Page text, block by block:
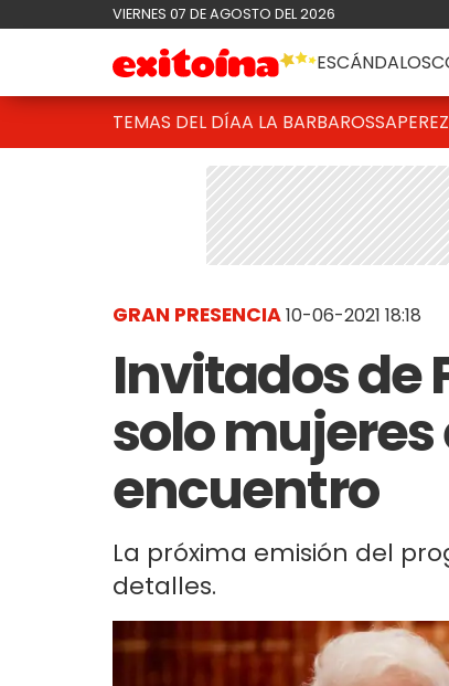
VIERNES 07 DE AGOSTO DEL 2026
ESCÁNDALOS
TEMAS DEL DÍAA LA BARBAROSSA
GRAN PRESENCIA10-06-2021 18:18
Invitados de
solo
encuentro
La próxima emisión del
detalles.